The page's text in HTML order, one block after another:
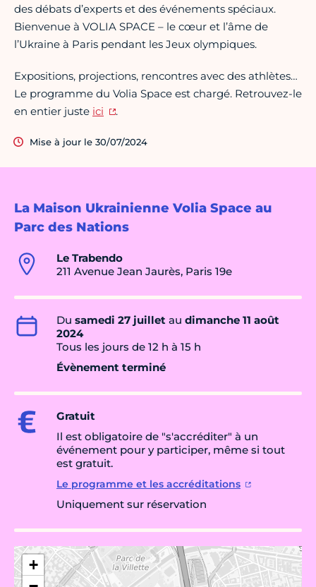
La Maison Ukrainienne Volia Space au
Parc des Nations
Le Trabendo
211 Avenue Jean Jaurès, Paris 19e
Du samedi 27 juillet au dimanche 11 août
2024
Tous les jours de 12 h à 15 h
Évènement terminé
Gratuit
Il est obligatoire de "s'accréditer" à un
événement pour y participer, même si tout
est gratuit.
Le programme et les accréditations
Uniquement sur réservation
+
des débats d’experts et des événements spéciaux.
Bienvenue à VOLIA SPACE – le cœur et l’âme de
l’Ukraine à Paris pendant les Jeux olympiques.
Expositions, projections, rencontres avec des athlètes…
Le programme du Volia Space est chargé. Retrouvez-le
en entier juste ici .
Mise à jour le 30/07/2024